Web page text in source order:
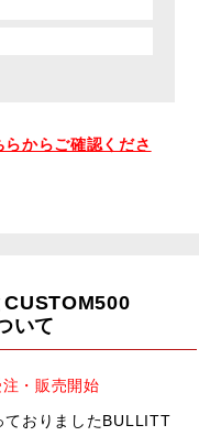
からご確認くださ
いて
・販売開始
ておりましたBULLITT